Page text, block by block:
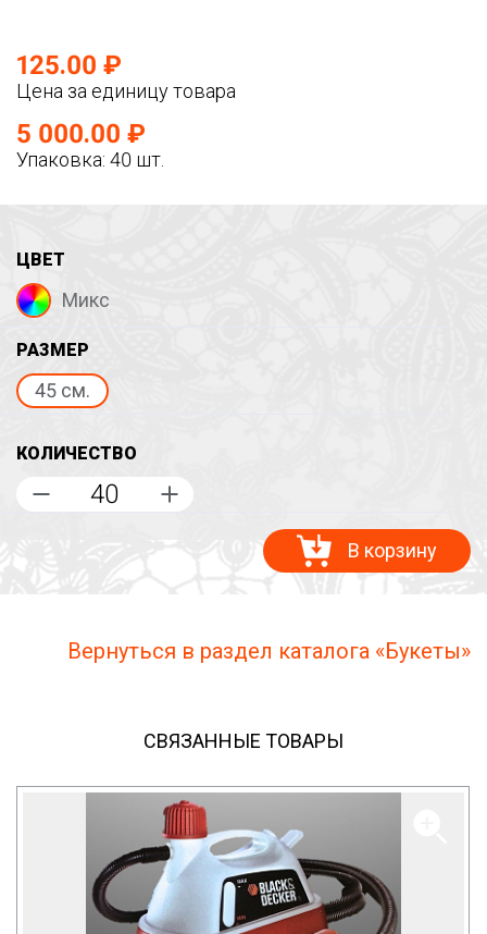
125.00 ₽
Цена за единицу товара
5 000.00 ₽
Упаковка: 40 шт.
ЦВЕТ
Микс
РАЗМЕР
45 см.
КОЛИЧЕСТВО
В корзину
Вернуться в раздел каталога «Букеты»
СВЯЗАННЫЕ ТОВАРЫ